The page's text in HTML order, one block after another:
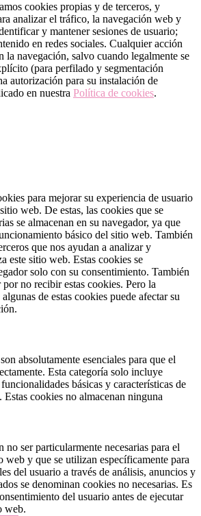
cookies propias y de terceros, y
analizar el tráfico, la navegación web y
y mantener sesiones de usuario;
en redes sociales. Cualquier acción
la navegación, salvo cuando legalmente se
(para perfilado y segmentación
autorización para su instalación de
en nuestra Política de cookies.
para mejorar su experiencia de usuario
web. De estas, las cookies que se
se almacenan en su navegador, ya que
básico del sitio web. También
que nos ayudan a analizar y
este sitio web. Estas cookies se
solo con su consentimiento. También
no recibir estas cookies. Pero la
de estas cookies puede afectar su
absolutamente esenciales para que el
Esta categoría solo incluye
básicas y características de
cookies no almacenan ninguna
no ser particularmente necesarias para el
y que se utilizan específicamente para
del usuario a través de análisis, anuncios y
se denominan cookies no necesarias. Es
del usuario antes de ejecutar
web.